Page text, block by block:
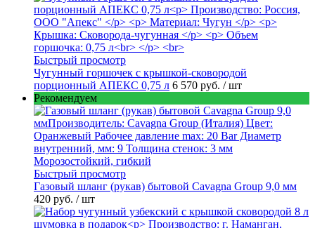
Быстрый просмотр
Чугунный горшочек с крышкой-сковородой
порционный АПЕКС 0,75 л 6 570 руб. / шт
Рекомендуем
Быстрый просмотр
Газовый шланг (рукав) бытовой Cavagna Group 9,0 мм
420 руб. / шт